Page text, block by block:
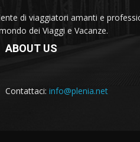
di viaggiatori amanti e
dei Viaggi e Vacanze.
ABOUT US
Contattaci: info@plenia.net